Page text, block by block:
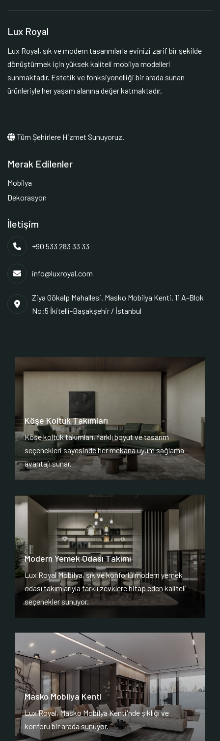
Lux Royal
Lux Royal, şık ve modern tasarımlarla evinizi zarif bir şekilde
dönüştürmek için yüksek kaliteli mobilya modelleri
sunmaktadır. Estetik ve fonksiyonelliği bir arada sunan
ürünleriyle her yaşam alanına değer katmaktadır.
Tüm Şehirlere Hizmet Sunuyoruz.
Merak Edilenler
Mobilya
Dekorasyon
İletişim
+90 533 283 33 33
info@luxroyal.com
Ziya Gökalp Mahallesi. Masko Mobilya Kenti. 11 A-Blok
No:5 İkitelli-Başakşehir / İstanbul
Köşe Koltuk Takımları
Köşe koltuk takımları, farklı boyut ve tasarım
seçenekleri sayesinde her mekana uyum sağlama
avantajı sunar.
Modern Yemek Odası Takımı
Lux Royal Mobilya, şık ve konforlu modern yemek
odası takımlarıyla farklı zevklere hitap eden kaliteli
seçenekler sunuyor.
Masko Mobilya Kenti
Lux Royal, Masko Mobilya Kenti'nde şıklığı ve
konforu bir arada sunuyor.